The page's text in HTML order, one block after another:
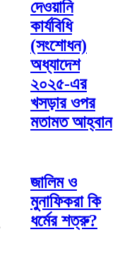
দেওয়ানি
কার্যবিধি
(সংশোধন)
অধ্যাদেশ
২০২৫-এর
খসড়ার ওপর
মতামত আহ্বান
জালিম ও
মুনাফিকরা কি
ধর্মের শত্রু?